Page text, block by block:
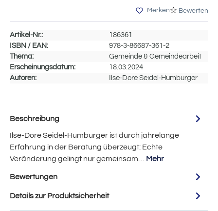
Merken Bewerten
Artikel-Nr.:
186361
ISBN / EAN:
978-3-86687-361-2
Thema:
Gemeinde & Gemeindearbeit
Erscheinungsdatum:
18.03.2024
Autoren:
Ilse-Dore Seidel-Humburger
Beschreibung
Ilse-Dore Seidel-Humburger ist durch jahrelange
Erfahrung in der Beratung überzeugt: Echte
Veränderung gelingt nur gemeinsam… Mehr
Bewertungen
Details zur Produktsicherheit